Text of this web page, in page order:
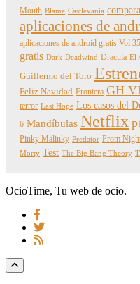
Mouth Blame Castlevania
aplicaciones de
aplicaciones de android gratis Vol 35
gratis Dark Deadwind Dracula El
Guillermo del Toro
Feliz Navidad Frontera GH
terror Last Hope Los casos del
6 Mandíbulas Netflix
Pinky Malinky Predator Prom
Morty Test The Big Bang Theory
OcioTime, Tu web de ocio.